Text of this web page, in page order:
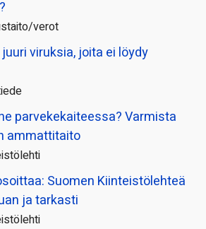
verot
viruksia, joita ei löydy
parvekekaiteessa? Varmista
ammattitaito
Suomen Kiinteistölehteä
ja tarkasti